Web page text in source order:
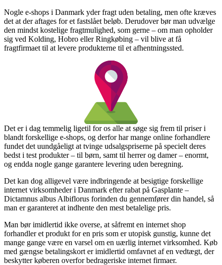
Nogle e-shops i Danmark yder fragt uden betaling, men ofte kræves
det at der aftages for et fastslået beløb. Derudover bør man udvælge
den mindst kostelige fragtmulighed, som gerne – om man opholder
sig ved Kolding, Hobro eller Ringkøbing – vil blive at få
fragtfirmaet til at levere produkterne til et afhentningssted.
Det er i dag temmelig ligetil for os alle at søge sig frem til priser i
blandt forskellige e-shops, og derfor har mange online forhandlere
fundet det uundgåeligt at tvinge udsalgspriserne på specielt deres
bedst i test produkter – til børn, samt til herrer og damer – enormt,
og endda nogle gange garantere levering uden beregning.
Det kan dog alligevel være indbringende at besigtige forskellige
internet virksomheder i Danmark efter rabat på Gasplante –
Dictamnus albus Albiflorus forinden du gennemfører din handel, så
man er garanteret at indhente den mest betalelige pris.
Man bør imidlertid ikke overse, at såfremt en internet shop
forhandler et produkt for en pris som er utopisk gunstig, kunne det
mange gange være en varsel om en uærlig internet virksomhed. Køb
med gængse betalingskort er imidlertid omfavnet af en vedtægt, der
beskytter køberen overfor bedrageriske internet firmaer.